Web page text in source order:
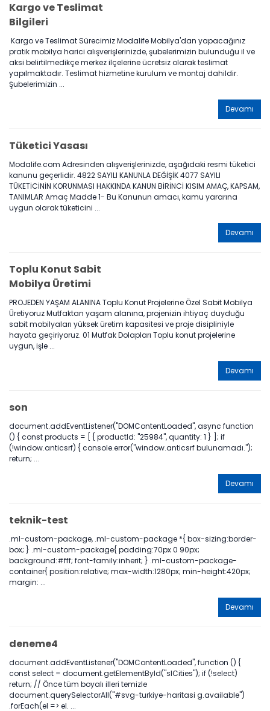
Kargo ve Teslimat
Bilgileri
Kargo ve Teslimat Sürecimiz Modalife Mobilya'dan yapacağınız
pratik mobilya harici alışverişlerinizde, şubelerimizin bulunduğu il ve
aksi belirtilmedikçe merkez ilçelerine ücretsiz olarak teslimat
yapılmaktadır. Teslimat hizmetine kurulum ve montaj dahildir.
Şubelerimizin ...
Devamı
Tüketici Yasası
Modalife.com Adresinden alışverişlerinizde, aşağıdaki resmi tüketici
kanunu geçerlidir. 4822 SAYILI KANUNLA DEĞİŞİK 4077 SAYILI
TÜKETİCİNİN KORUNMASI HAKKINDA KANUN BİRİNCİ KISIM AMAÇ, KAPSAM,
TANIMLAR Amaç Madde 1- Bu Kanunun amacı, kamu yararına
uygun olarak tüketicini ...
Devamı
Toplu Konut Sabit
Mobilya Üretimi
PROJEDEN YAŞAM ALANINA Toplu Konut Projelerine Özel Sabit Mobilya
Üretiyoruz Mutfaktan yaşam alanına, projenizin ihtiyaç duyduğu
sabit mobilyaları yüksek üretim kapasitesi ve proje disipliniyle
hayata geçiriyoruz. 01 Mutfak Dolapları Toplu konut projelerine
uygun, işle ...
Devamı
son
document.addEventListener("DOMContentLoaded", async function
() { const products = [ { productId: "25984", quantity: 1 } ]; if
(!window.anticsrf) { console.error("window.anticsrf bulunamadı.");
return; ...
Devamı
teknik-test
.ml-custom-package, .ml-custom-package *{ box-sizing:border-
box; } .ml-custom-package{ padding:70px 0 90px;
background:#fff; font-family:inherit; } .ml-custom-package-
container{ position:relative; max-width:1280px; min-height:420px;
margin: ...
Devamı
deneme4
document.addEventListener("DOMContentLoaded", function () {
const select = document.getElementById("slCities"); if (!select)
return; // Önce tüm boyalı illeri temizle
document.querySelectorAll("#svg-turkiye-haritasi g.available")
.forEach(el => el. ...